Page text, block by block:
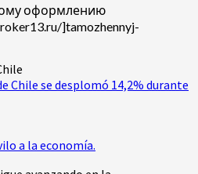
оформлению
]tamozhennyj-
Chile se desplomó 14,2% durante
a la economía.